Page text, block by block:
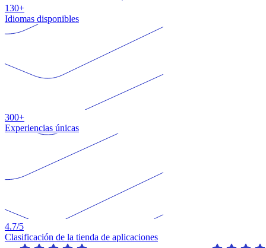
130+
Idiomas disponibles
300+
Experiencias únicas
4.7/5
Clasificación de la tienda de aplicaciones